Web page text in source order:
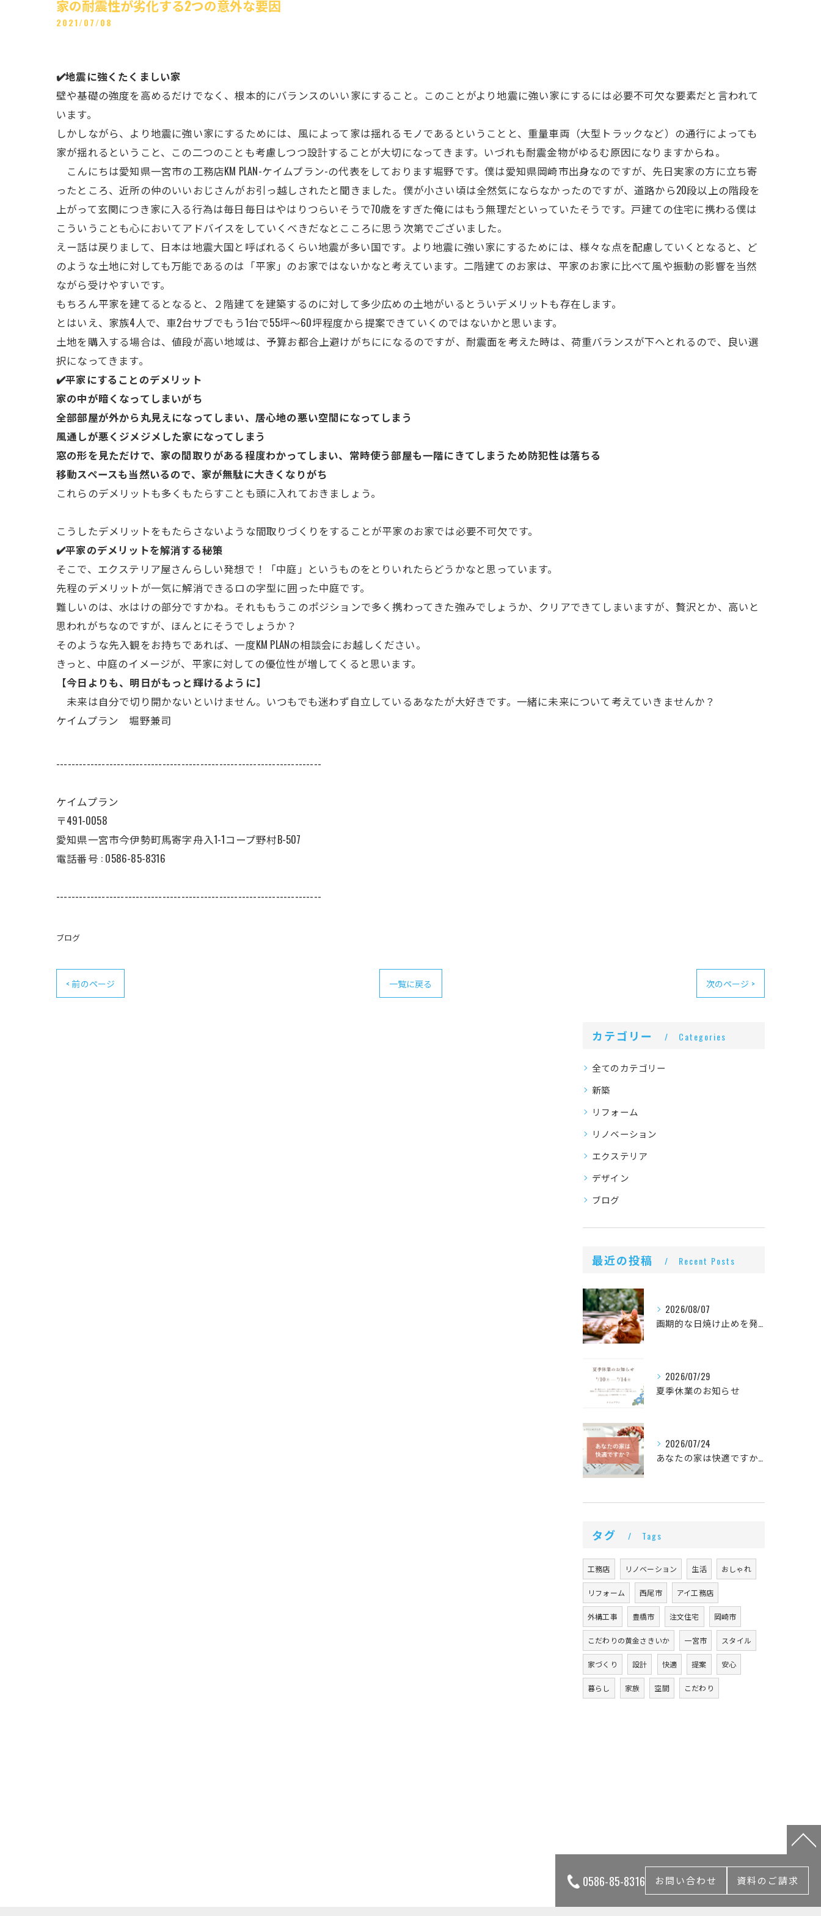
家の耐震性が劣化する2つの意外な要因
2021/07/08
✔️地震に強くたくましい家
壁や基礎の強度を高めるだけでなく、根本的にバランスのいい家にすること。このことがより地震に強い家にするには必要不可欠な要素だと言われて
います。
しかしながら、より地震に強い家にするためには、風によって家は揺れるモノであるということと、重量車両（大型トラックなど）の通行によっても
家が揺れるということ、この二つのことも考慮しつつ設計することが大切になってきます。いづれも耐震金物がゆるむ原因になりますからね。
こんにちは愛知県一宮市の工務店KM PLAN-ケイムプラン-の代表をしております堀野です。僕は愛知県岡崎市出身なのですが、先日実家の方に立ち寄
ったところ、近所の仲のいいおじさんがお引っ越しされたと聞きました。僕が小さい頃は全然気にならなかったのですが、道路から20段以上の階段を
上がって玄関につき家に入る行為は毎日毎日はやはりつらいそうで70歳をすぎた俺にはもう無理だといっていたそうです。戸建ての住宅に携わる僕は
こういうことも心においてアドバイスをしていくべきだなとこころに思う次第でございました。
えー話は戻りまして、日本は地震大国と呼ばれるくらい地震が多い国です。より地震に強い家にするためには、様々な点を配慮していくとなると、ど
のような土地に対しても万能であるのは「平家」のお家ではないかなと考えています。二階建てのお家は、平家のお家に比べて風や振動の影響を当然
ながら受けやすいです。
もちろん平家を建てるとなると、２階建てを建築するのに対して多少広めの土地がいるとういデメリットも存在します。
とはいえ、家族4人で、車2台サブでもう1台で55坪〜60坪程度から提案できていくのではないかと思います。
土地を購入する場合は、値段が高い地域は、予算お都合上避けがちにになるのですが、耐震面を考えた時は、荷重バランスが下へとれるので、良い選
択になってきます。
✔️平家にすることのデメリット
家の中が暗くなってしまいがち
全部部屋が外から丸見えになってしまい、居心地の悪い空間になってしまう
風通しが悪くジメジメした家になってしまう
窓の形を見ただけで、家の間取りがある程度わかってしまい、常時使う部屋も一階にきてしまうため防犯性は落ちる
移動スペースも当然いるので、家が無駄に大きくなりがち
これらのデメリットも多くもたらすことも頭に入れておきましょう。
こうしたデメリットをもたらさないような間取りづくりをすることが平家のお家では必要不可欠です。
✔️平家のデメリットを解消する秘策
そこで、エクステリア屋さんらしい発想で！「中庭」というものをとりいれたらどうかなと思っています。
先程のデメリットが一気に解消できるロの字型に囲った中庭です。
難しいのは、水はけの部分ですかね。それももうこのポジションで多く携わってきた強みでしょうか、クリアできてしまいますが、贅沢とか、高いと
思われがちなのですが、ほんとにそうでしょうか？
そのような先入観をお持ちであれば、一度KM PLANの相談会にお越しください。
きっと、中庭のイメージが、平家に対しての優位性が増してくると思います。
【今日よりも、明日がもっと輝けるように】
未来は自分で切り開かないといけません。いつもでも迷わず自立しているあなたが大好きです。一緒に未来について考えていきませんか？
ケイムプラン 堀野兼司
----------------------------------------------------------------------
ケイムプラン
〒491-0058
愛知県一宮市今伊勢町馬寄字舟入1-1コープ野村B-507
電話番号 : 0586-85-8316
----------------------------------------------------------------------
ブログ
< 前のページ 一覧に戻る 次のページ >
カテゴリー Categories
全てのカテゴリー
新築
リフォーム
リノベーション
エクステリア
デザイン
ブログ
最近の投稿 Recent Posts
2026/08/07
画期的な日焼け止めを発見しました
2026/07/29
夏季休業のお知らせ
2026/07/24
あなたの家は快適ですか？快適に過ごせる家づくりとは
タグ Tags
工務店 リノベーション 生活 おしゃれ
リフォーム 西尾市 アイ工務店
外構工事 豊橋市 注文住宅 岡崎市
こだわりの黄金さきいか 一宮市 スタイル
家づくり 設計 快適 提案 安心
暮らし 家族 空間 こだわり
0586-85-8316 お問い合わせ 資料のご請求